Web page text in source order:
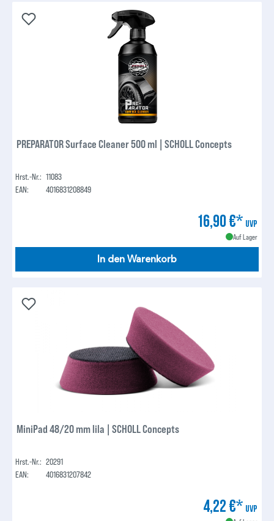
PREPARATOR Surface Cleaner 500 ml | SCHOLL Concepts
Hrst.-Nr.: 11083
EAN:
4016831208849
16,90 €* UVP
Auf Lager
In den Warenkorb
MiniPad 48/20 mm lila | SCHOLL Concepts
Hrst.-Nr.: 20291
EAN:
4016831207842
4,22 €* UVP